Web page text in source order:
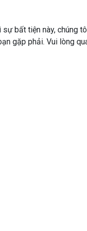
sự bất tiện này, chúng
gặp phải. Vui lòng